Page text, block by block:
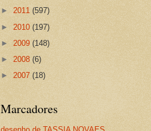
► 2011 (597)
► 2010 (197)
► 2009 (148)
► 2008 (6)
► 2007 (18)
Marcadores